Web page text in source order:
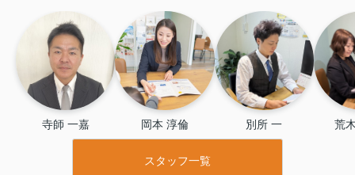
寺師 一嘉 岡本 淳倫 別所 一 荒
スタッフ一覧